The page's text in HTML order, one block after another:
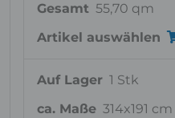
Gesamt 55,70 qm
Artikel auswählen
Auf Lager 1 Stk
ca. Maße 314x191 cm